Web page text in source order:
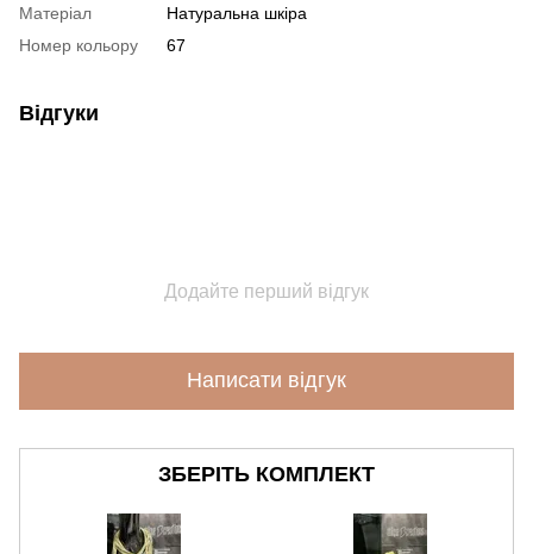
Матеріал
Натуральна шкіра
Номер кольору
67
Відгуки
Додайте перший відгук
Написати відгук
ЗБЕРІТЬ КОМПЛЕКТ